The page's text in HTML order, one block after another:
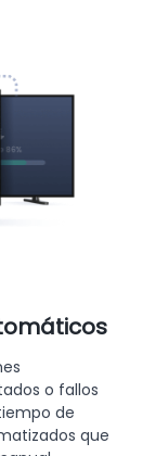
o fallos
de
que